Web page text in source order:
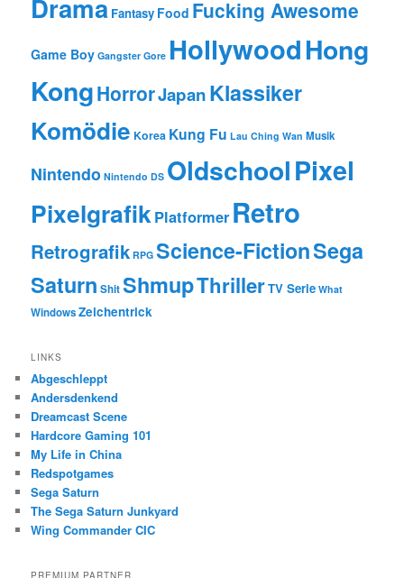
Drama Fantasy Food Fucking Awesome
Game Boy Gangster Gore HollywoodHong
KongHorrorJapanKlassiker
Komödie Korea Kung Fu Lau Ching Wan Musik
Nintendo Nintendo DS OldschoolPixel
PixelgrafikPlatformer Retro
Retrografik RPG Science-FictionSega
Saturn ShitShmupThrillerTV Serie What
WindowsZeichentrick
LINKS
Abgeschleppt
Andersdenkend
Dreamcast Scene
Hardcore Gaming 101
My Life in China
Redspotgames
Sega Saturn
The Sega Saturn Junkyard
Wing Commander CIC
PREMIUM PARTNER